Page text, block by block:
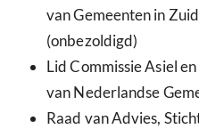
van Gemeenten in
(onbezoldigd)
Lid Commissie Asiel
van Nederlandse
Raad van Advies,